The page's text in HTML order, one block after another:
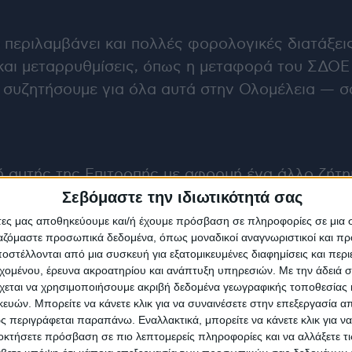
Σεβόμαστε την ιδιωτικότητά σας
μας αποθηκεύουμε και/ή έχουμε πρόσβαση σε πληροφορίες σε
προσωπικά δεδομένα, όπως μοναδικοί αναγνωριστικοί και
από μια συσκευή για εξατομικευμένες διαφημίσεις και
έρευνα ακροατηρίου και ανάπτυξη υπηρεσιών. Με την άδειά
να χρησιμοποιήσουμε ακριβή δεδομένα γεωγραφικής τοποθεσίας
Μπορείτε να κάνετε κλικ για να συναινέσετε στην επεξεργασία
παραπάνω. Εναλλακτικά, μπορείτε να κάνετε κλικ για
πρόσβαση σε πιο λεπτομερείς πληροφορίες και να αλλάξετε
και πολλές φορολογικές
και μεταρρυθμίσεις, όπως η μεταφορά του
συζητήσουμε για όλα αυτά στην Ολομέλεια —
της Επιτροπής με αφορμή ένα άλλο
των ΑΤΜ τρίτων παρόχων προς τους
ήθελα να το πω με απόλυτη καθαρότητα: αυτό
χρέωναν τους πελάτες της σε συγκεκριμένο
ούτε από την Κυβέρνηση, ούτε από